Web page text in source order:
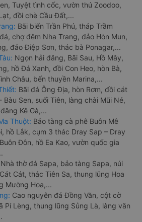
Tuyệt tình cốc, vườn thú Zoodoo,
đồi chè Cầu Đất,...
Bãi biển Trần Phú, tháp Trầm
chợ đêm Nha Trang, đảo Hòn Mun,
đảo Điệp Sơn, thác bà Ponagar,...
Ngọn hải đăng, Bãi Sau, Hồ Mây,
hồ Đá Xanh, đồi Con Heo, hòn Bà,
Châu, bến thuyền Marina,...
Bãi đá Ông Địa, hòn Rơm, đồi cát
Bàu Sen, suối Tiên, làng chài Mũi Né,
Kê Gà,...
Thuột: Bảo tàng cà phê Buôn Mê
hồ Lắk, cụm 3 thác Dray Sap – Dray
Đôn, hồ Ea Kao, vườn quốc gia
Nhà thờ đá Sapa, bảo tàng Sapa, núi
Cát, thác Tiên Sa, thung lũng Hoa
Mường Hoa,...
Cao nguyên đá Đồng Văn, cột cờ
Pí Lèng, thung lũng Sủng Là, làng văn